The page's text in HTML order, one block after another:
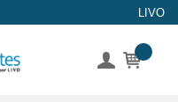
LIVO